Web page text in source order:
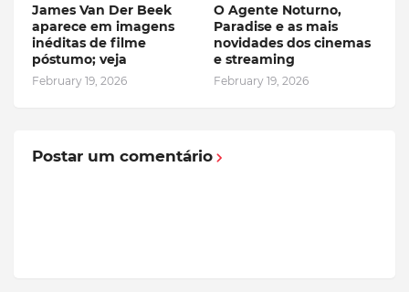
James Van Der Beek
aparece em imagens
inéditas de filme
póstumo; veja
February 19, 2026
O Agente Noturno,
Paradise e as mais
novidades dos cinemas
e streaming
February 19, 2026
Postar um comentário